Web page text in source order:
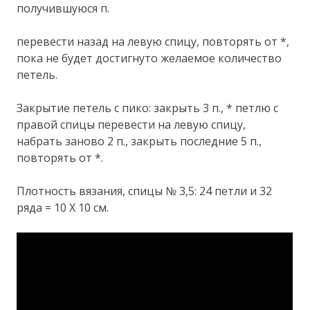
получившуюся п.
перевести назад на левую спицу, повторять от *,
пока не будет достигнуто желаемое количество
петель.
Закрытие петель с пико: закрыть 3 п., * петлю с
правой спицы перевести на левую спицу,
набрать заново 2 п., закрыть последние 5 п.,
повторять от *.
Плотность вязания, спицы № 3,5: 24 петли и 32
ряда = 10 Х 10 см.